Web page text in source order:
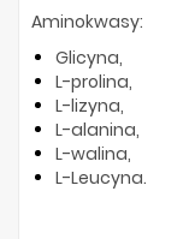
Aminokwasy:
Glicyna,
L-prolina,
L-lizyna,
L-alanina,
L-walina,
L-Leucyna.